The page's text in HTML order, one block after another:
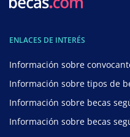
ENLACES DE INTERÉS
Información sobre
Información sobre tipos de
Información sobre becas
Información sobre becas